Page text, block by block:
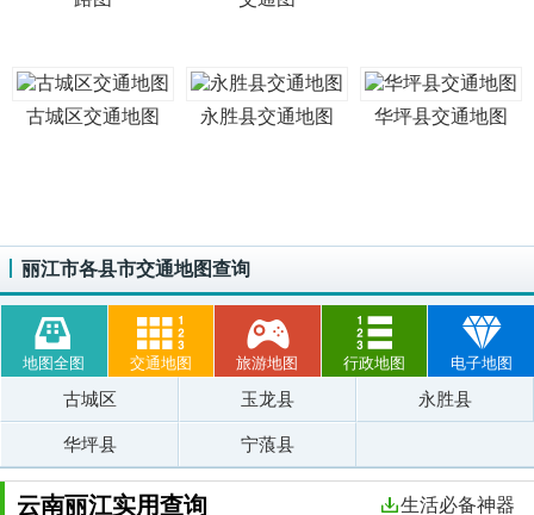
古城区交通地图 永胜县交通地图 华坪县交通地图
丽江市各县市交通地图查询
地图全图 交通地图 旅游地图 行政地图 电子地图
古城区 玉龙县 永胜县
华坪县 宁蒗县
云南丽江实用查询 生活必备神器